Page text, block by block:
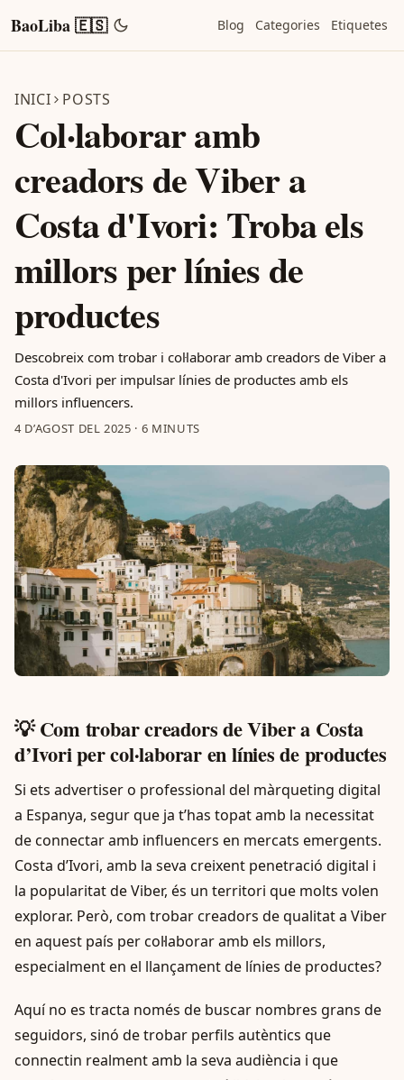
BaoLiba 🇪🇸 Blog Categories Etiquetes
INICI POSTS
Col·laborar amb
creadors de Viber a
Costa d'Ivori: Troba els
millors per línies de
productes
Descobreix com trobar i col·laborar amb creadors de Viber a
Costa d'Ivori per impulsar línies de productes amb els
millors influencers.
4 D’AGOST DEL 2025 · 6 MINUTS
💡 Com trobar creadors de Viber a Costa
d’Ivori per col·laborar en línies de productes
Si ets advertiser o professional del màrqueting digital
a Espanya, segur que ja t’has topat amb la necessitat
de connectar amb influencers en mercats emergents.
Costa d’Ivori, amb la seva creixent penetració digital i
la popularitat de Viber, és un territori que molts volen
explorar. Però, com trobar creadors de qualitat a Viber
en aquest país per col·laborar amb els millors,
especialment en el llançament de línies de productes?
Aquí no es tracta només de buscar nombres grans de
seguidors, sinó de trobar perfils autèntics que
connectin realment amb la seva audiència i que